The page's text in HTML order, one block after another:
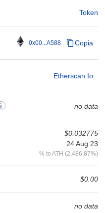
Token
0x00...A588 Copia
Etherscan.io
no data
$0.032775
24 Aug 23
% to ATH (2,486.87%)
$0.00
no data